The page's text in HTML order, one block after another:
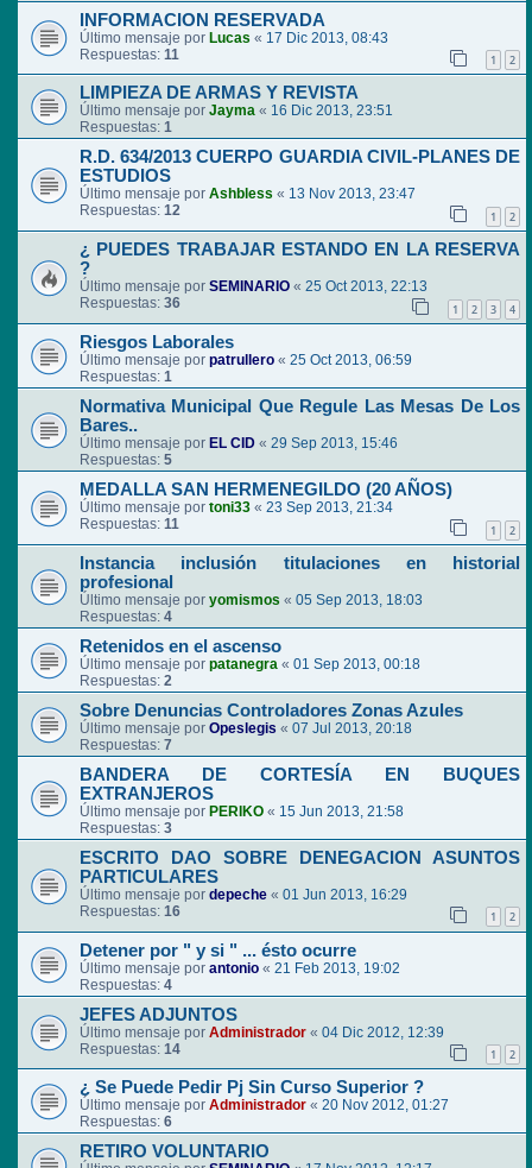
INFORMACION RESERVADA
Último mensaje por Lucas « 17 Dic 2013, 08:43
Respuestas: 11 1 2
LIMPIEZA DE ARMAS Y REVISTA
Último mensaje por Jayma « 16 Dic 2013, 23:51
Respuestas: 1
R.D. 634/2013 CUERPO GUARDIA CIVIL-PLANES DE
ESTUDIOS
Último mensaje por Ashbless « 13 Nov 2013, 23:47
Respuestas: 12 1 2
¿ PUEDES TRABAJAR ESTANDO EN LA RESERVA
?
Último mensaje por SEMINARIO « 25 Oct 2013, 22:13
Respuestas: 36 1 2 3 4
Riesgos Laborales
Último mensaje por patrullero « 25 Oct 2013, 06:59
Respuestas: 1
Normativa Municipal Que Regule Las Mesas De Los
Bares..
Último mensaje por EL CID « 29 Sep 2013, 15:46
Respuestas: 5
MEDALLA SAN HERMENEGILDO (20 AÑOS)
Último mensaje por toni33 « 23 Sep 2013, 21:34
Respuestas: 11 1 2
Instancia inclusión titulaciones en historial
profesional
Último mensaje por yomismos « 05 Sep 2013, 18:03
Respuestas: 4
Retenidos en el ascenso
Último mensaje por patanegra « 01 Sep 2013, 00:18
Respuestas: 2
Sobre Denuncias Controladores Zonas Azules
Último mensaje por Opeslegis « 07 Jul 2013, 20:18
Respuestas: 7
BANDERA DE CORTESÍA EN BUQUES
EXTRANJEROS
Último mensaje por PERIKO « 15 Jun 2013, 21:58
Respuestas: 3
ESCRITO DAO SOBRE DENEGACION ASUNTOS
PARTICULARES
Último mensaje por depeche « 01 Jun 2013, 16:29
Respuestas: 16 1 2
Detener por " y si " ... ésto ocurre
Último mensaje por antonio « 21 Feb 2013, 19:02
Respuestas: 4
JEFES ADJUNTOS
Último mensaje por Administrador « 04 Dic 2012, 12:39
Respuestas: 14 1 2
¿ Se Puede Pedir Pj Sin Curso Superior ?
Último mensaje por Administrador « 20 Nov 2012, 01:27
Respuestas: 6
RETIRO VOLUNTARIO